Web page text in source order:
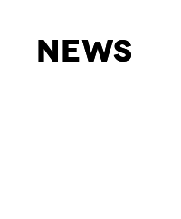
News
News